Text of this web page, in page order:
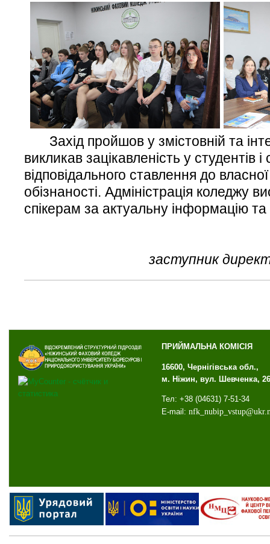
Захід пройшов у змістовній та
викликав зацікавленість у
відповідального ставлення до
обізнаності. Адміністрація коледжу
спікерам за актуальну інформацію
заступник
ПРИЙМАЛЬНА КОМІСІЯ
16600, Чернігівська обл.,
м. Ніжин, вул. Шевченка, 26
Тел: +38 (04631) 7-51-34
E-mail: nfk_ nubip_ vstup@ukr.